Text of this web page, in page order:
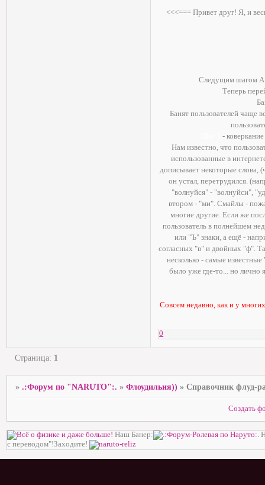
<<<=== Привет друг! Я, и
Следущим шагом A
Теперь
Банят пользователей чаще
-
Нам известно, что
использованные в
дописывает некоторые слова,
он устал, перетрудился.
"волнуйся" - "волнуйси",
втором - "ми". Смайлы -
многие другие. Если же
пользователь в полнейшем
или "Ъ" знаки, а ещё -
согласных "в" и двойных "ф".
несколько - самые
было уже где-то... но лично
Совсем недавно, как и у
0
Страница: 1
».:Форум по "NARUTO":. »Флоудильня)) »Справочник флуд-
Создать
Наш Банер:
с переводом"!Заходите!